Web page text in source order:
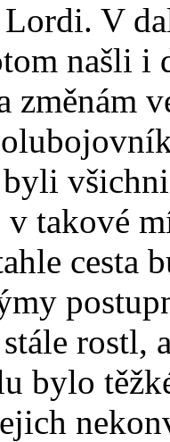
V
našli i
změnám
takové
cesta
rostl,
bylo